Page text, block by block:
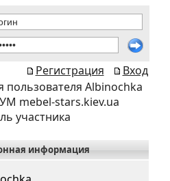
Регистрация
Вход
Albinochka
mebel-stars.kiev.ua
участника
информация